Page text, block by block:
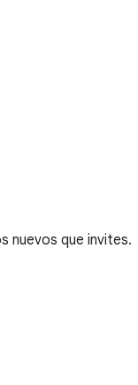
nuevos que invites.